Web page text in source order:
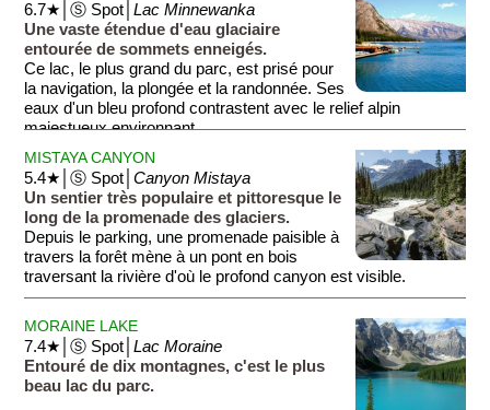
6.7★│Ⓢ Spot│Lac Minnewanka
Une vaste étendue d'eau glaciaire
entourée de sommets enneigés.
Ce lac, le plus grand du parc, est prisé pour
la navigation, la plongée et la randonnée. Ses
eaux d'un bleu profond contrastent avec le relief alpin
majestueux environnant.
MISTAYA CANYON
5.4★│Ⓢ Spot│Canyon Mistaya
Un sentier très populaire et pittoresque le
long de la promenade des glaciers.
Depuis le parking, une promenade paisible à
travers la forêt mène à un pont en bois
traversant la rivière d'où le profond canyon est visible.
MORAINE LAKE
7.4★│Ⓢ Spot│Lac Moraine
Entouré de dix montagnes, c'est le plus
beau lac du parc.